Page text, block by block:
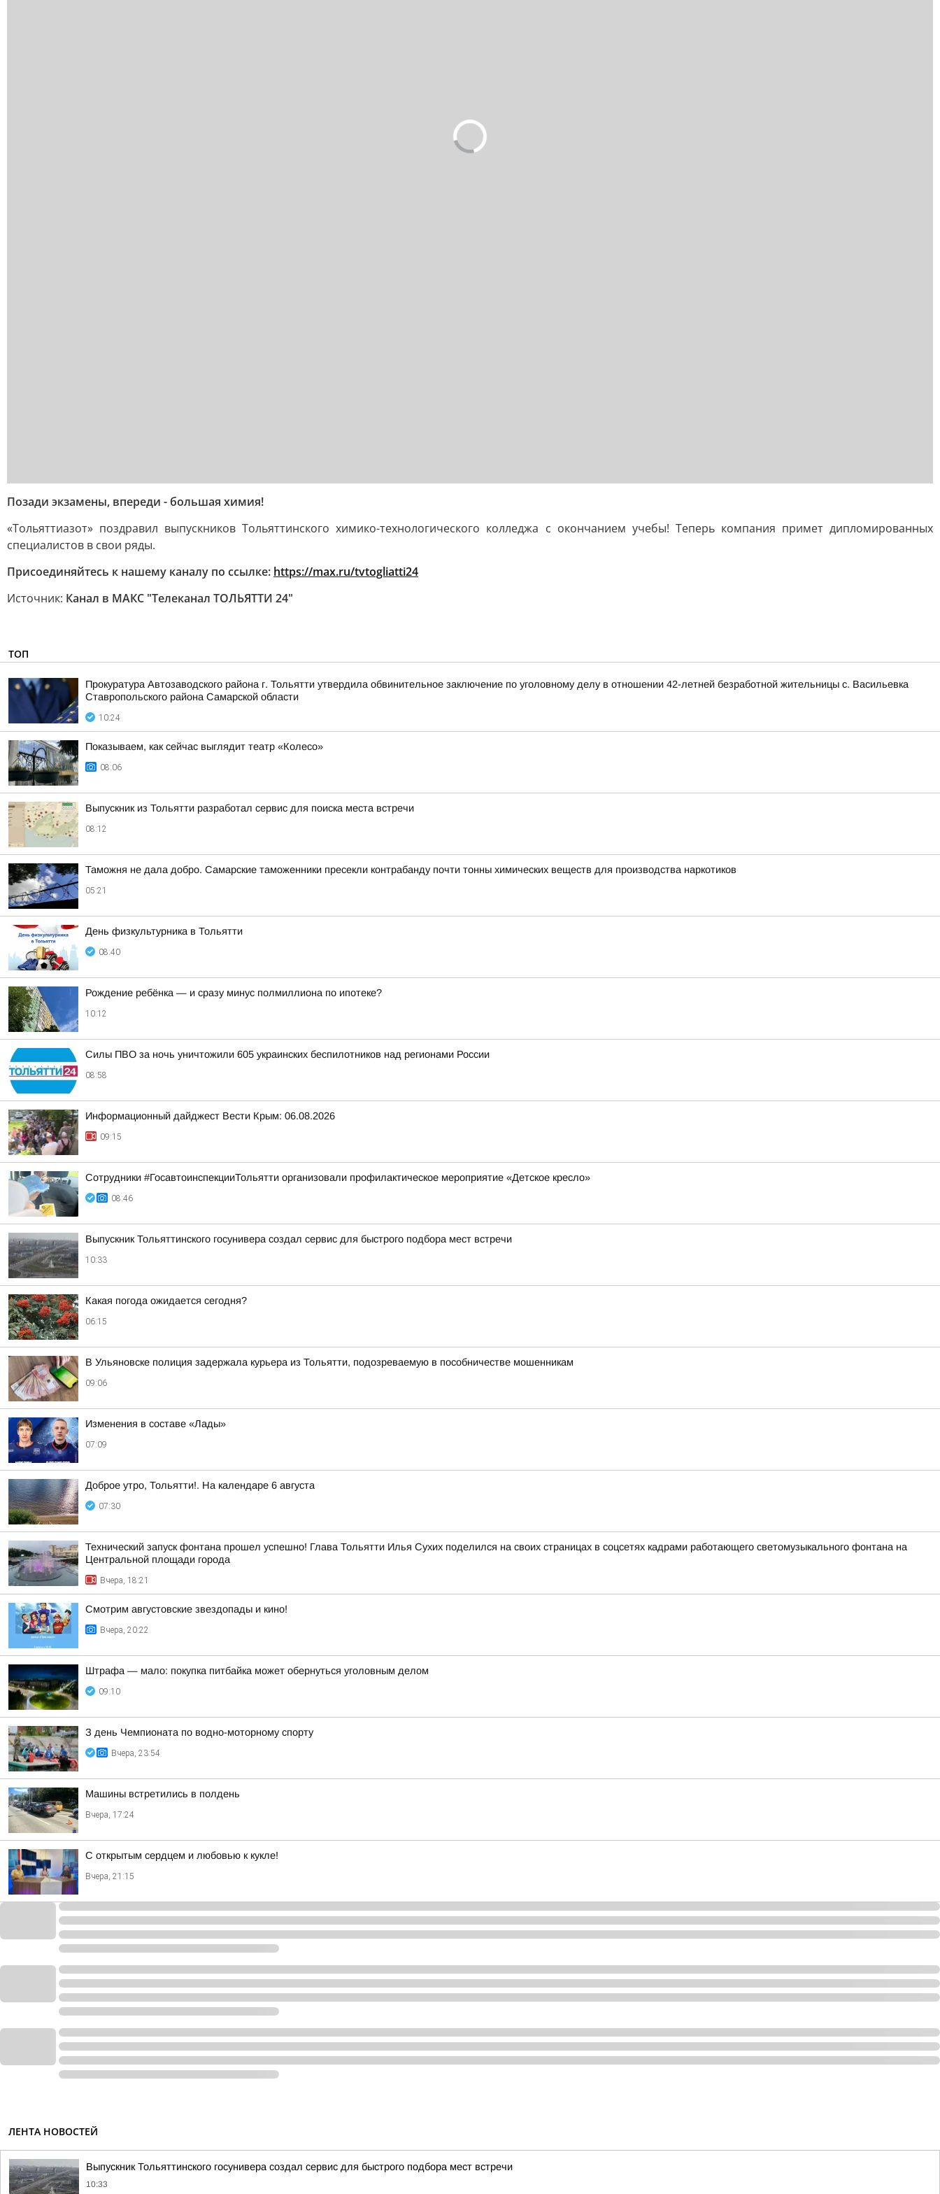
Позади экзамены, впереди - большая химия!
«Тольяттиазот» поздравил выпускников Тольяттинского химико-технологического колледжа с окончанием учебы! Теперь компания примет дипломированных
специалистов в свои ряды.
Присоединяйтесь к нашему каналу по ссылке: https://max.ru/tvtogliatti24
Источник: Канал в МАКС "Телеканал ТОЛЬЯТТИ 24"
ТОП
Прокуратура Автозаводского района г. Тольятти утвердила обвинительное заключение по уголовному делу в отношении 42-летней безработной жительницы с. Васильевка
Ставропольского района Самарской области
10:24
Показываем, как сейчас выглядит театр «Колесо»
08:06
Выпускник из Тольятти разработал сервис для поиска места встречи
08:12
Таможня не дала добро. Самарские таможенники пресекли контрабанду почти тонны химических веществ для производства наркотиков
05:21
День физкультурника в Тольятти
08:40
Рождение ребёнка — и сразу минус полмиллиона по ипотеке?
10:12
Силы ПВО за ночь уничтожили 605 украинских беспилотников над регионами России
08:58
Информационный дайджест Вести Крым: 06.08.2026
09:15
Сотрудники #ГосавтоинспекцииТольятти организовали профилактическое мероприятие «Детское кресло»
08:46
Выпускник Тольяттинского госунивера создал сервис для быстрого подбора мест встречи
10:33
Какая погода ожидается сегодня?
06:15
В Ульяновске полиция задержала курьера из Тольятти, подозреваемую в пособничестве мошенникам
09:06
Изменения в составе «Лады»
07:09
Доброе утро, Тольятти!. На календаре 6 августа
07:30
Технический запуск фонтана прошел успешно! Глава Тольятти Илья Сухих поделился на своих страницах в соцсетях кадрами работающего светомузыкального фонтана на
Центральной площади города
Вчера, 18:21
Смотрим августовские звездопады и кино!
Вчера, 20:22
Штрафа — мало: покупка питбайка может обернуться уголовным делом
09:10
З день Чемпионата по водно-моторному спорту
Вчера, 23:54
Машины встретились в полдень
Вчера, 17:24
С открытым сердцем и любовью к кукле!
Вчера, 21:15
ЛЕНТА НОВОСТЕЙ
Выпускник Тольяттинского госунивера создал сервис для быстрого подбора мест встречи
10:33